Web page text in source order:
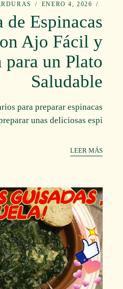
ENERO 4, 2026
de Espinacas
Ajo Fácil y
para un Plato
Saludable
para preparar espinacas
unas deliciosas espi
LEER MÁS